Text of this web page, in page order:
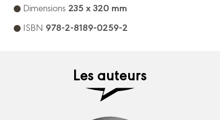
Dimensions 235 x 320 mm
ISBN 978-2-8189-0259-2
Les auteurs